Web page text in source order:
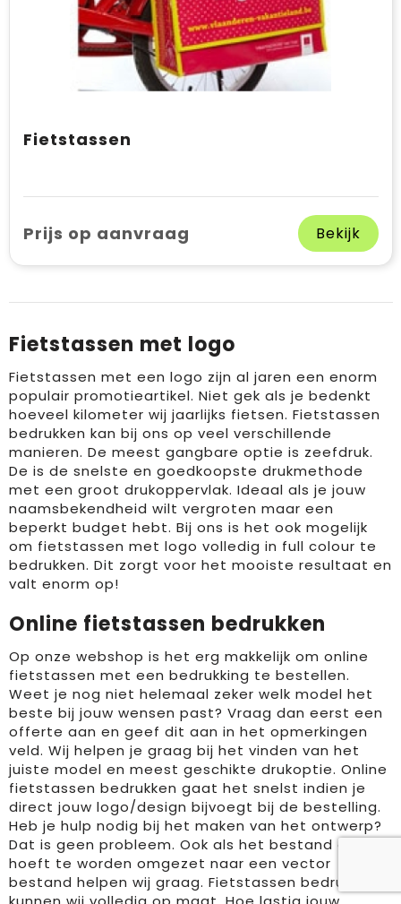
Fietstassen
Prijs op aanvraag Bekijk
Fietstassen met logo
Fietstassen met een logo zijn al jaren een enorm
populair promotieartikel. Niet gek als je bedenkt
hoeveel kilometer wij jaarlijks fietsen. Fietstassen
bedrukken kan bij ons op veel verschillende
manieren. De meest gangbare optie is zeefdruk.
De is de snelste en goedkoopste drukmethode
met een groot drukoppervlak. Ideaal als je jouw
naamsbekendheid wilt vergroten maar een
beperkt budget hebt. Bij ons is het ook mogelijk
om fietstassen met logo volledig in full colour te
bedrukken. Dit zorgt voor het mooiste resultaat en
valt enorm op!
Online fietstassen bedrukken
Op onze webshop is het erg makkelijk om online
fietstassen met een bedrukking te bestellen.
Weet je nog niet helemaal zeker welk model het
beste bij jouw wensen past? Vraag dan eerst een
offerte aan en geef dit aan in het opmerkingen
veld. Wij helpen je graag bij het vinden van het
juiste model en meest geschikte drukoptie. Online
fietstassen bedrukken gaat het snelst indien je
direct jouw logo/design bijvoegt bij de bestelling.
Heb je hulp nodig bij het maken van het ontwerp?
Dat is geen probleem. Ook als het bestand alleen
hoeft te worden omgezet naar een vector
bestand helpen wij graag. Fietstassen bedrukken